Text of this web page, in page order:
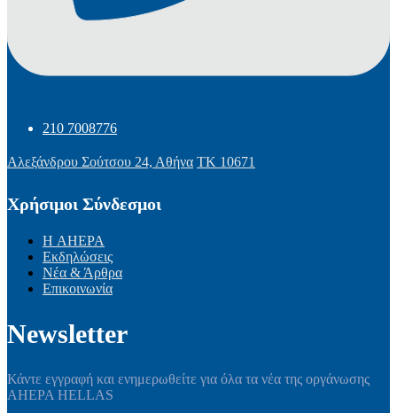
210 7008776
Αλεξάνδρου Σούτσου 24, Αθήνα ΤΚ 10671
Χρήσιμοι Σύνδεσμοι
Η AHEPA
Εκδηλώσεις
Νέα & Άρθρα
Επικοινωνία
Newsletter
Κάντε εγγραφή και ενημερωθείτε για όλα τα νέα της οργάνωσης
AHEPA HELLAS